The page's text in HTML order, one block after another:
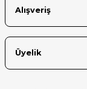
Alışveriş
Üyelik